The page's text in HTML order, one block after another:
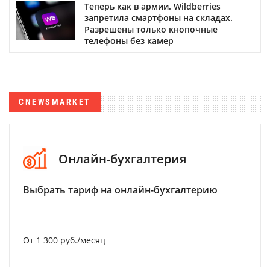
Теперь как в армии. Wildberries
запретила смартфоны на складах.
Разрешены только кнопочные
телефоны без камер
CNEWSMARKET
Онлайн-бухгалтерия
Выбрать тариф на онлайн-бухгалтерию
От 1 300 руб./месяц